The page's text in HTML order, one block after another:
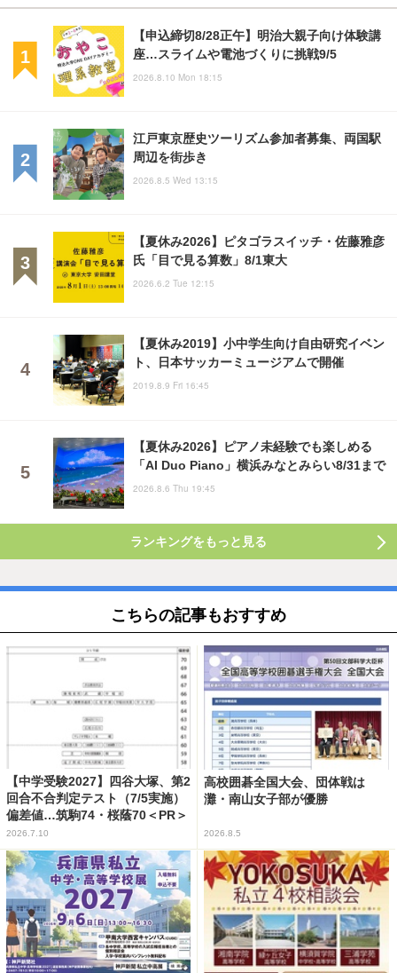
【申込締切8/28正午】明治大親子向け体験講
座…スライムや電池づくりに挑戦9/5
2026.8.10 Mon 18:15
江戸東京歴史ツーリズム参加者募集、両国駅
周辺を街歩き
2026.8.5 Wed 13:15
【夏休み2026】ピタゴラスイッチ・佐藤雅彦
氏「目で見る算数」8/1東大
2026.6.2 Tue 12:15
【夏休み2019】小中学生向け自由研究イベン
ト、日本サッカーミュージアムで開催
2019.8.9 Fri 16:45
【夏休み2026】ピアノ未経験でも楽しめる
「AI Duo Piano」横浜みなとみらい8/31まで
2026.8.6 Thu 19:45
ランキングをもっと見る
こちらの記事もおすすめ
【中学受験2027】四谷大塚、第2
回合不合判定テスト（7/5実施）
偏差値…筑駒74・桜蔭70＜PR＞
2026.7.10
高校囲碁全国大会、団体戦は
灘・南山女子部が優勝
2026.8.5